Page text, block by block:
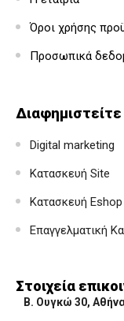
Όροι χρήσης
Προσωπικά
Διαφημιστείτε
Digital marketing
Κατασκευή Site
Κατασκευή Eshop
Επαγγελματική
Στοιχεία
Β. Ουγκώ 30,